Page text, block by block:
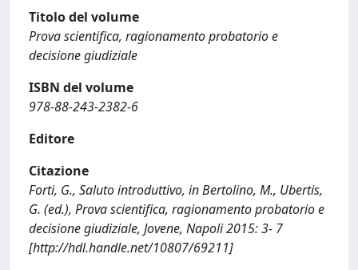
Titolo del volume
Prova scientifica, ragionamento probatorio e
decisione giudiziale
ISBN del volume
978-88-243-2382-6
Editore
Citazione
Forti, G., Saluto introduttivo, in Bertolino, M., Ubertis,
G. (ed.), Prova scientifica, ragionamento probatorio e
decisione giudiziale, Jovene, Napoli 2015: 3- 7
[http://hdl.handle.net/10807/69211]